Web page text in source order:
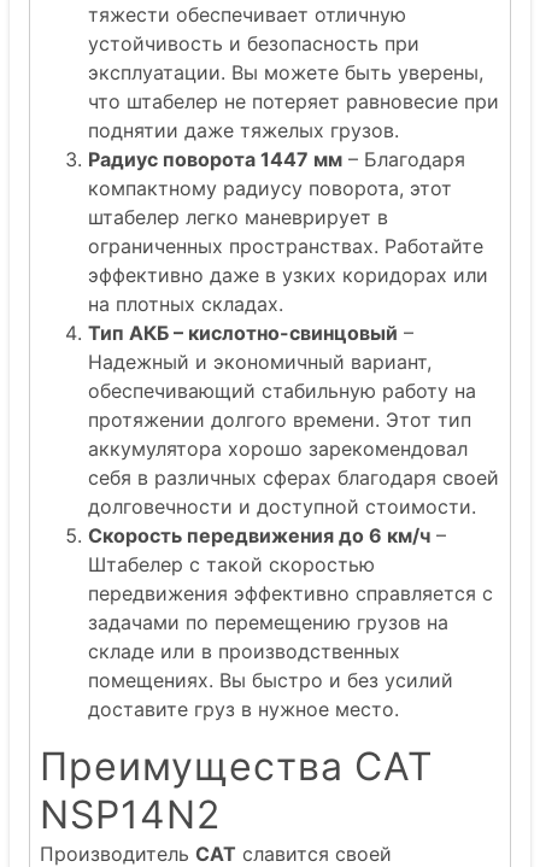
тяжести обеспечивает отличную
устойчивость и безопасность при
эксплуатации. Вы можете быть уверены,
что штабелер не потеряет равновесие при
поднятии даже тяжелых грузов.
Радиус поворота 1447 мм – Благодаря
компактному радиусу поворота, этот
штабелер легко маневрирует в
ограниченных пространствах. Работайте
эффективно даже в узких коридорах или
на плотных складах.
Тип АКБ – кислотно-свинцовый –
Надежный и экономичный вариант,
обеспечивающий стабильную работу на
протяжении долгого времени. Этот тип
аккумулятора хорошо зарекомендовал
себя в различных сферах благодаря своей
долговечности и доступной стоимости.
Скорость передвижения до 6 км/ч –
Штабелер с такой скоростью
передвижения эффективно справляется с
задачами по перемещению грузов на
складе или в производственных
помещениях. Вы быстро и без усилий
доставите груз в нужное место.
Преимущества CAT
NSP14N2
Производитель CAT славится своей